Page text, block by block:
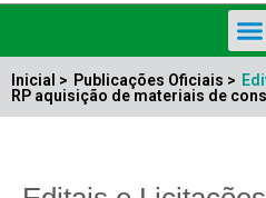
Inicial > Publicações Oficiais >
RP aquisição de materiais de